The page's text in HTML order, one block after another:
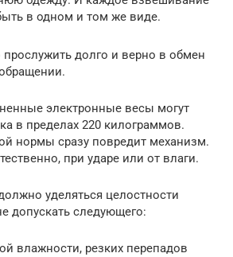
в одном и том же виде.
прослужить долго и верно в обмен
электронные весы могут
в пределах 220 килограммов.
нормы сразу повредит механизм.
при ударе или от влаги.
уделяться целостности
допускать следующего:
влажности, резких перепадов